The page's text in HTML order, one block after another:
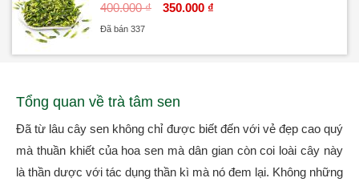
400.000 ₫ 350.000 ₫
Đã bán 337
Tổng quan về trà tâm sen
Đã từ lâu cây sen không chỉ được biết đến với vẻ đẹp cao quý
mà thuần khiết của hoa sen mà dân gian còn coi loài cây này
là thần dược với tác dụng thần kì mà nó đem lại. Không những